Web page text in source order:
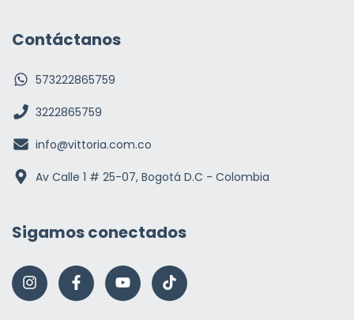
Contáctanos
573222865759
3222865759
info@vittoria.com.co
Av Calle 1 # 25-07, Bogotá D.C - Colombia
Sigamos conectados